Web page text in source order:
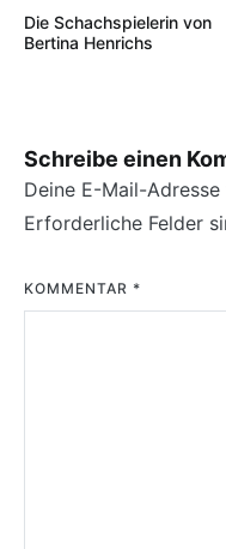
Die Schachspielerin von
Bertina Henrichs
Schreibe einen
Deine E-Mail-
Erforderliche Felder
KOMMENTAR *